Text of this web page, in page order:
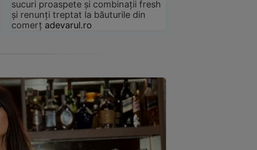
sucuri proaspete și combinații fresh
și renunți treptat la băuturile din
comerț adevarul.ro